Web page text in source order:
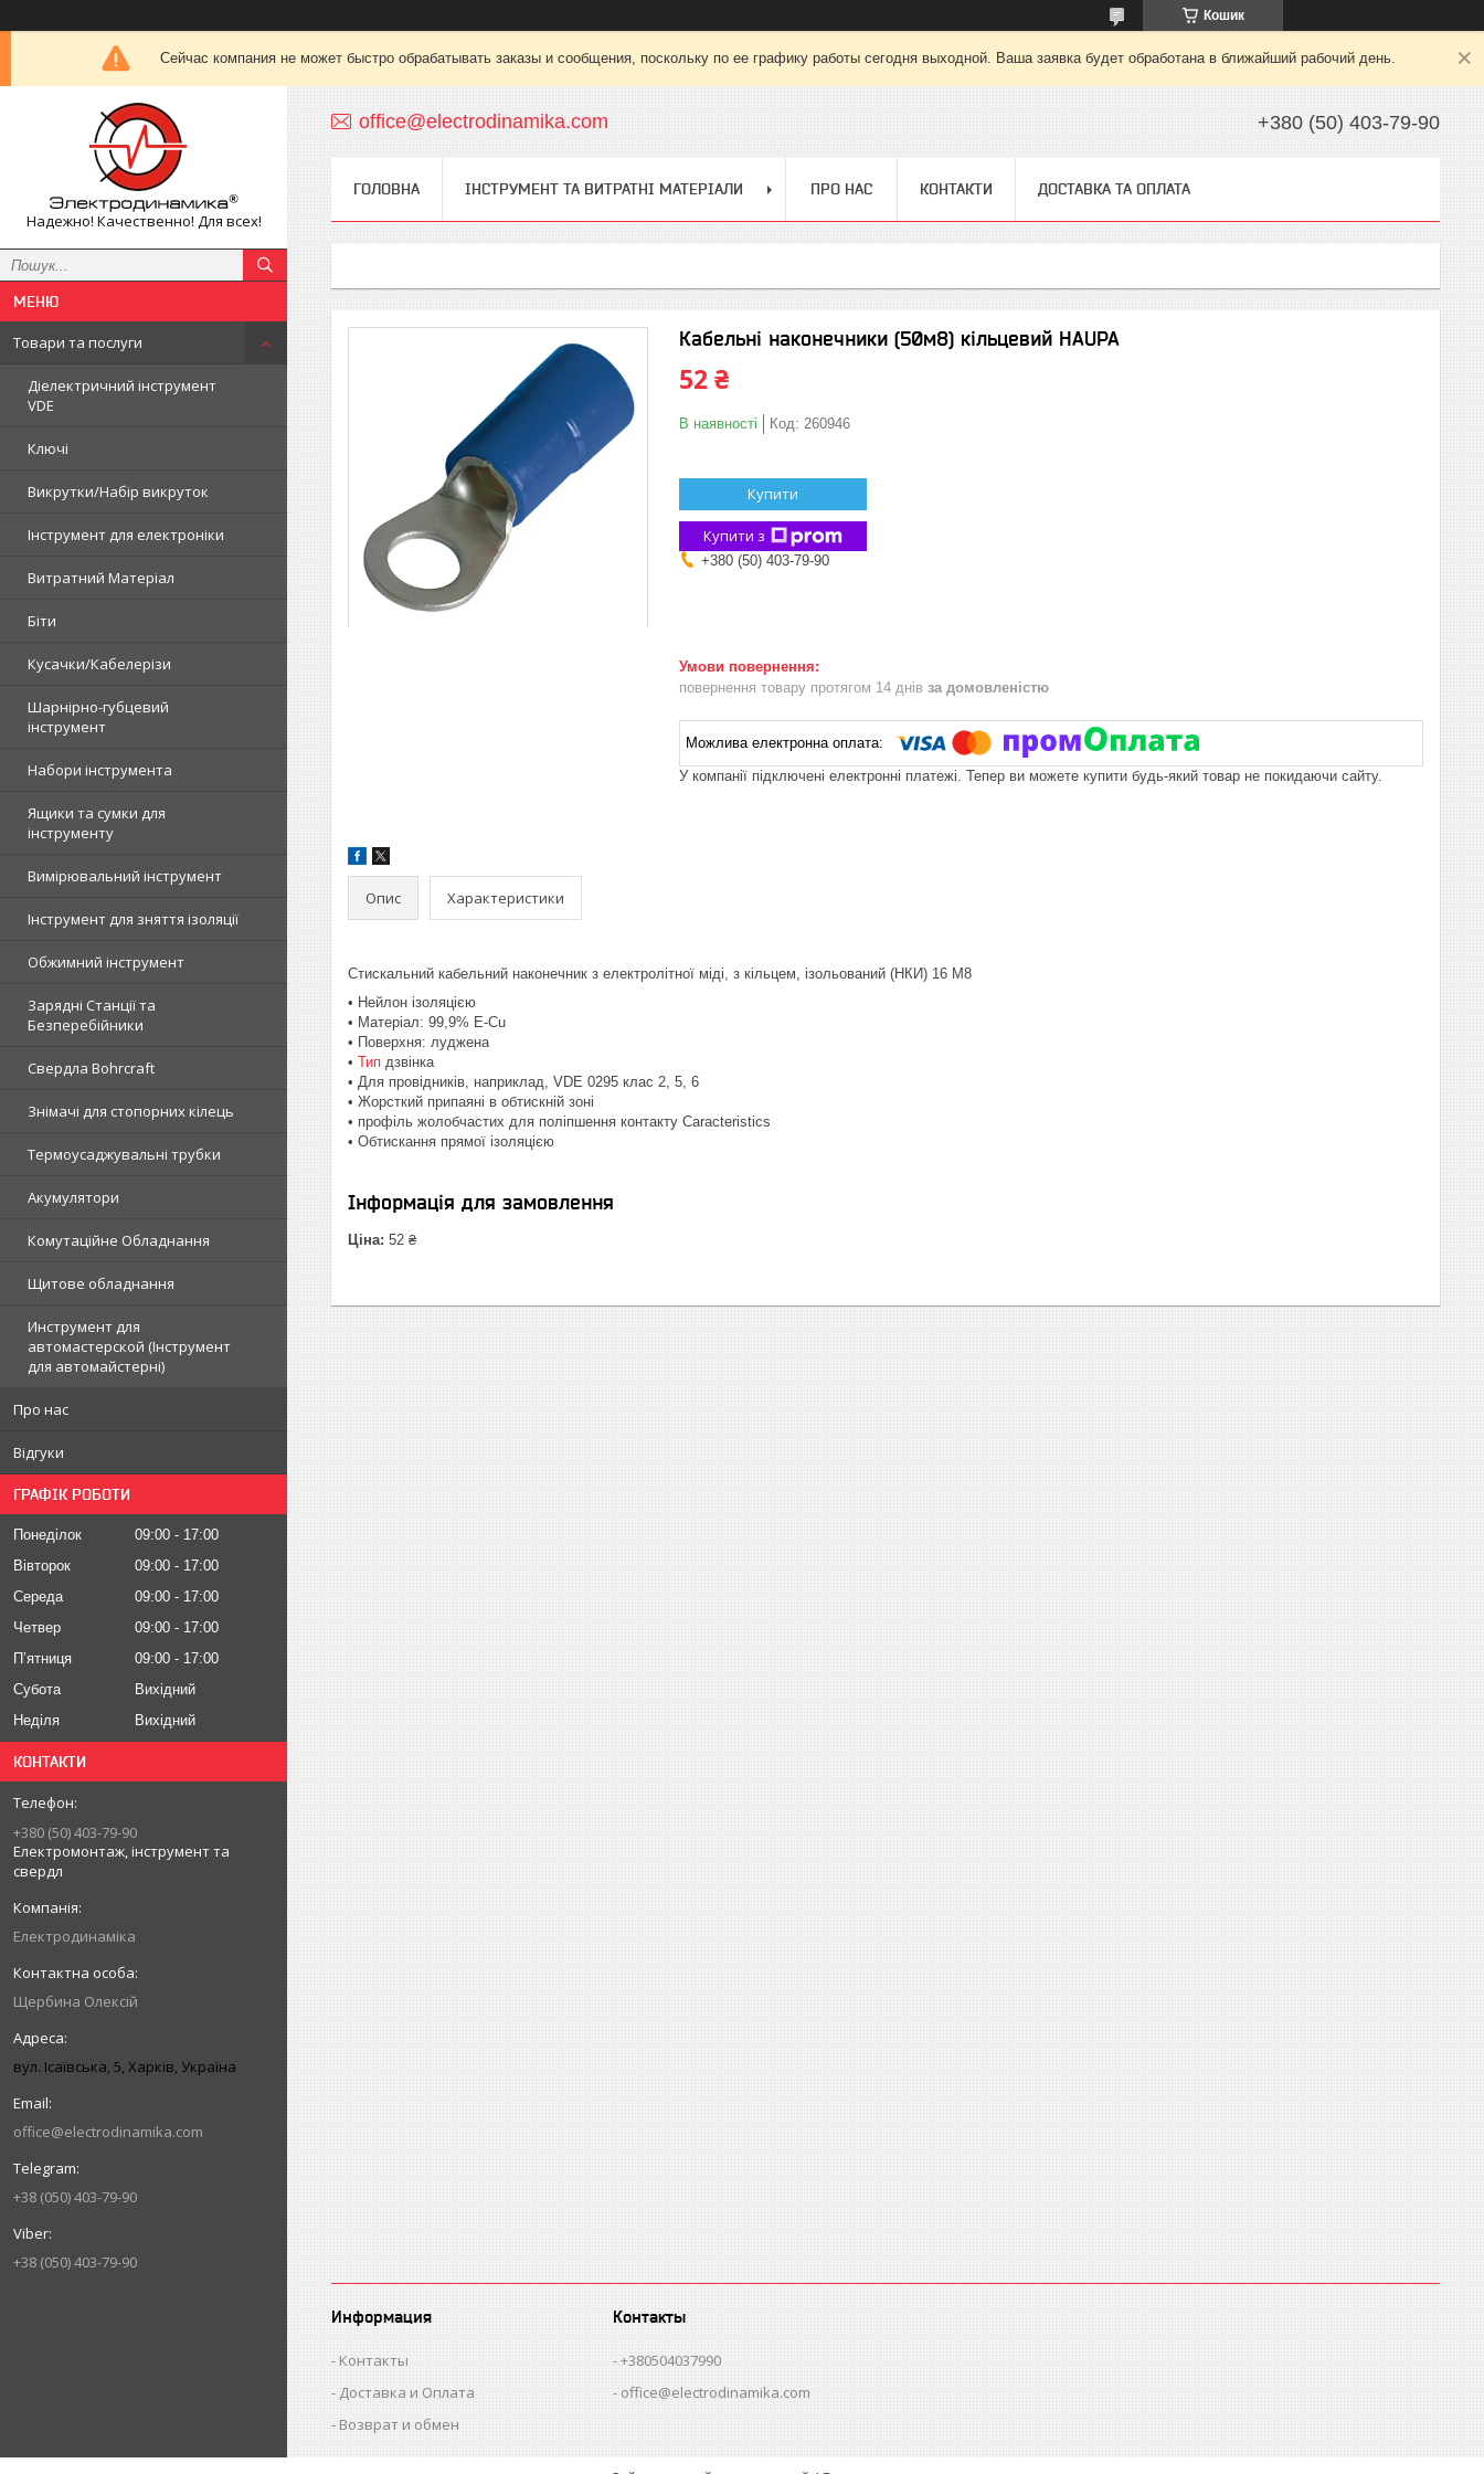
Кошик
Сейчас компания не может быстро обрабатывать заказы и сообщения, поскольку по ее графику работы сегодня выходной. Ваша заявка будет обработана в ближайший рабочий день.
Надежно! Качественно! Для всех!
Товари та послуги
Діелектричний інструмент
VDE
Ключі
Викрутки/Набір викруток
Інструмент для електроніки
Витратний Матеріал
Біти
Кусачки/Кабелерізи
Шарнірно-губцевий
інструмент
Набори інструмента
Ящики та сумки для
інструменту
Вимірювальний інструмент
Інструмент для зняття ізоляції
Обжимний інструмент
Зарядні Станції та
Безперебійники
Свердла Bohrcraft
Знімачі для стопорних кілець
Термоусаджувальні трубки
Акумулятори
Комутаційне Обладнання
Щитове обладнання
Инструмент для
автомастерской (Інструмент
для автомайстерні)
Про нас
Відгуки
ГРАФІК РОБОТИ
Понеділок 09:00
17:00
Вівторок
09:00
17:00
Середа
09:00
17:00
Четвер
09:00
17:00
Пʼятниця
09:00
17:00
Субота
Вихідний
Неділя
Вихідний
КОНТАКТИ
+380 (50) 403-79-90
Електромонтаж, інструмент та
свердл
Електродинаміка
Щербина Олексій
вул. Ісаївська, 5, Харків, Україна
office@electrodinamika.com
+38 (050) 403-79-90
+38 (050) 403-79-90
office@electrodinamika.com +380 (50) 403-79-90
ГОЛОВНА ІНСТРУМЕНТ ТА ВИТРАТНІ МАТЕРІАЛИ ПРО НАС КОНТАКТИ ДОСТАВКА ТА ОПЛАТА
Кабельні наконечники (50м8) кільцевий HAUPA
52 ₴
В наявності Код: 260946
Купити
Купити з
+380 (50) 403-79-90
повернення товару протягом 14 днів за домовленістю
У компанії підключені електронні платежі. Тепер ви можете купити будь-який товар не покидаючи сайту.
Опис Характеристики
Стискальний кабельний наконечник з електролітної міді, з кільцем, ізольований (НКИ) 16 M8
• Нейлон ізоляцією
• Матеріал: 99,9% E-Cu
• Поверхня: луджена
• Тип дзвінка
• Для провідників, наприклад, VDE 0295 клас 2, 5, 6
• Жорсткий припаяні в обтискній зоні
• профіль жолобчастих для поліпшення контакту Caracteristics
• Обтискання прямої ізоляцією
Інформація для замовлення
Ціна: 52 ₴
Информация
Контакты
Доставка и Оплата
Возврат и обмен
Контакты
+380504037990
office@electrodinamika.com